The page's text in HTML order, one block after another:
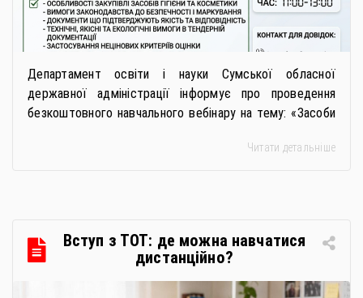
Департамент освіти і науки Сумської обласної
державної адміністрації інформує про проведення
безкоштовного навчального вебінару на тему: «Засоби
закупівлях: як сформувати вимоги та обрати безпечну і
Читати детальніше
Вступ з ТОТ: де можна навчатися
дистанційно?